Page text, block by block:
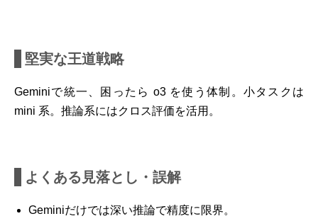
堅実な王道戦略
Geminiで統一、困ったら o3 を使う体制。小タスクは
mini 系。推論系にはクロス評価を活用。
よくある見落とし・誤解
Geminiだけでは深い推論で精度に限界。